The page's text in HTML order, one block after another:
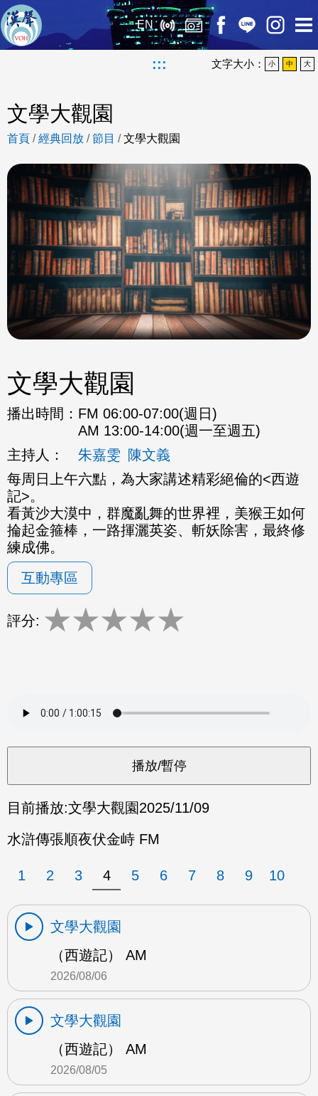
EN
::: 文字大小： 小 中 大
文學大觀園
首頁 /經典回放 /節目 /文學大觀園
文學大觀園
播出時間： FM 06:00-07:00(週日)
AM 13:00-14:00(週一至週五)
主持人：
朱嘉雯 陳文義
每周日上午六點，為大家講述精彩絕倫的<西遊
記>。
看黃沙大漠中，群魔亂舞的世界裡，美猴王如何
掄起金箍棒，一路揮灑英姿、斬妖除害，最終修
練成佛。
互動專區
評分: ★★★★★
目前播放:文學大觀園2025/11/09
水滸傳張順夜伏金峙 FM
1 2 3 4 5 6 7 8 9 10
文學大觀園
（西遊記） AM
2026/08/06
文學大觀園
（西遊記） AM
2026/08/05